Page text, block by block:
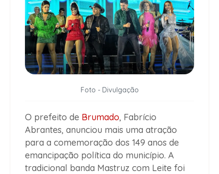
Foto - Divulgação
O prefeito de Brumado, Fabrício
Abrantes, anunciou mais uma atração
para a comemoração dos 149 anos de
emancipação política do município. A
tradicional banda Mastruz com Leite foi